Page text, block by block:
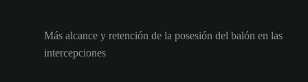
Más alcance y retención de la posesión del balón en las
intercepciones